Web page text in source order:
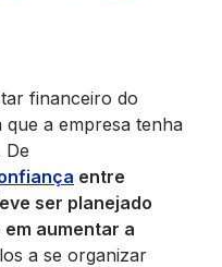
financeiro do
a empresa tenha
De
entre
ser planejado
aumentar a
a se organizar